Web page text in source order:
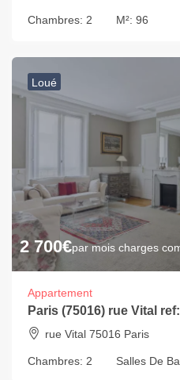
Chambres: 2 M²: 96
Loué
2 700€par mois charges
Appartement
Paris (75016) rue Vital
rue Vital 75016 Paris
Chambres: 2 Salles De